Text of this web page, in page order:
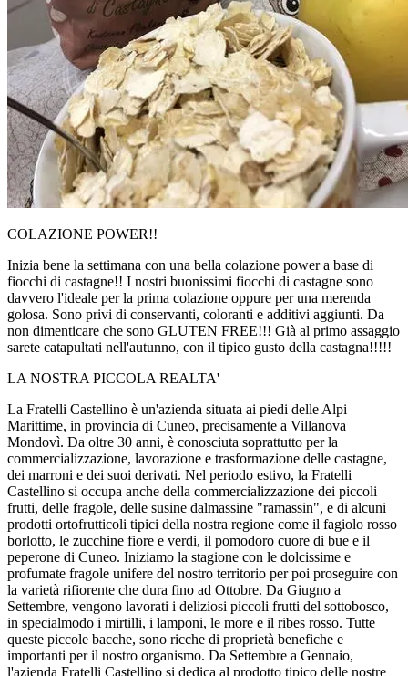
COLAZIONE POWER!!
Inizia bene la settimana con una bella colazione power a base di
fiocchi di castagne!! I nostri buonissimi fiocchi di castagne sono
davvero l'ideale per la prima colazione oppure per una merenda
golosa. Sono privi di conservanti, coloranti e additivi aggiunti. Da
non dimenticare che sono GLUTEN FREE!!! Già al primo assaggio
sarete catapultati nell'autunno, con il tipico gusto della castagna!!!!!
LA NOSTRA PICCOLA REALTA'
La Fratelli Castellino è un'azienda situata ai piedi delle Alpi
Marittime, in provincia di Cuneo, precisamente a Villanova
Mondovì. Da oltre 30 anni, è conosciuta soprattutto per la
commercializzazione, lavorazione e trasformazione delle castagne,
dei marroni e dei suoi derivati. Nel periodo estivo, la Fratelli
Castellino si occupa anche della commercializzazione dei piccoli
frutti, delle fragole, delle susine dalmassine "ramassin", e di alcuni
prodotti ortofrutticoli tipici della nostra regione come il fagiolo rosso
borlotto, le zucchine fiore e verdi, il pomodoro cuore di bue e il
peperone di Cuneo. Iniziamo la stagione con le dolcissime e
profumate fragole unifere del nostro territorio per poi proseguire con
la varietà rifiorente che dura fino ad Ottobre. Da Giugno a
Settembre, vengono lavorati i deliziosi piccoli frutti del sottobosco,
in specialmodo i mirtilli, i lamponi, le more e il ribes rosso. Tutte
queste piccole bacche, sono ricche di proprietà benefiche e
importanti per il nostro organismo. Da Settembre a Gennaio,
l'azienda Fratelli Castellino si dedica al prodotto tipico delle nostre